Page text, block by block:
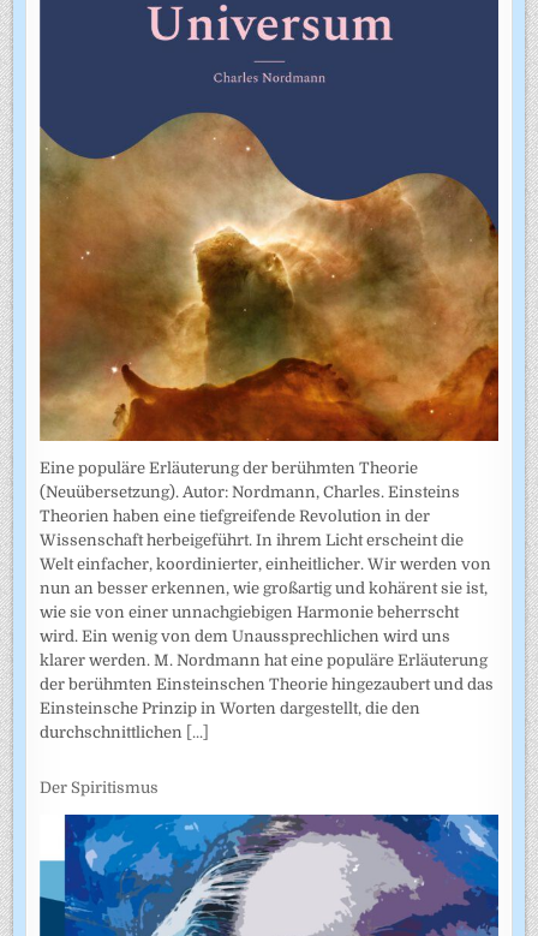
Eine populäre Erläuterung der berühmten Theorie
(Neuübersetzung). Autor: Nordmann, Charles. Einsteins
Theorien haben eine tiefgreifende Revolution in der
Wissenschaft herbeigeführt. In ihrem Licht erscheint die
Welt einfacher, koordinierter, einheitlicher. Wir werden von
nun an besser erkennen, wie großartig und kohärent sie ist,
wie sie von einer unnachgiebigen Harmonie beherrscht
wird. Ein wenig von dem Unaussprechlichen wird uns
klarer werden. M. Nordmann hat eine populäre Erläuterung
der berühmten Einsteinschen Theorie hingezaubert und das
Einsteinsche Prinzip in Worten dargestellt, die den
durchschnittlichen [...]
Der Spiritismus